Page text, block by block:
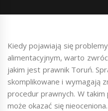
Kiedy pojawiają się
alimentacyjnym, warto
jakim jest prawnik Toruń.
skomplikowane i wymagają
procedur prawnych. W
może okazać się